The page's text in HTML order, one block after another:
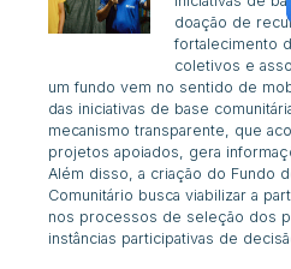
doação de
fortalecimento
coletivos e
um fundo vem no sentido de
das iniciativas de base
mecanismo transparente, que
projetos apoiados, gera
Além disso, a criação do Fundo
Comunitário busca viabilizar a
nos processos de seleção dos
instâncias participativas de